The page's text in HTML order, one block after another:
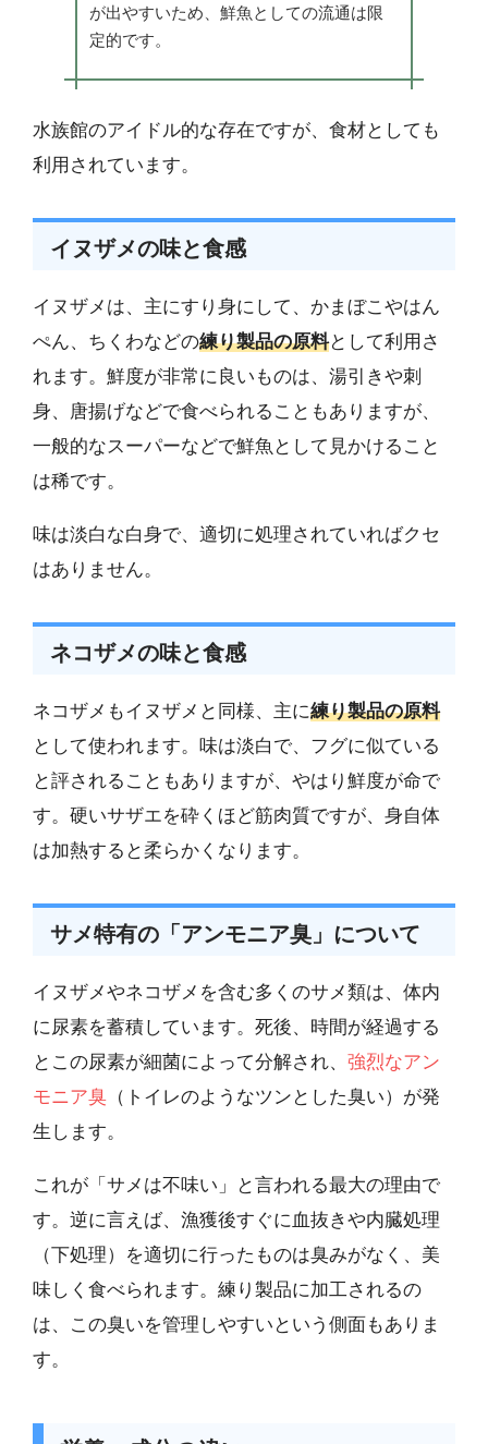
が出やすいため、鮮魚としての流通は限
定的です。
水族館のアイドル的な存在ですが、食材としても
利用されています。
イヌザメの味と食感
イヌザメは、主にすり身にして、かまぼこやはん
ぺん、ちくわなどの練り製品の原料として利用さ
れます。鮮度が非常に良いものは、湯引きや刺
身、唐揚げなどで食べられることもありますが、
一般的なスーパーなどで鮮魚として見かけること
は稀です。
味は淡白な白身で、適切に処理されていればクセ
はありません。
ネコザメの味と食感
ネコザメもイヌザメと同様、主に練り製品の原料
として使われます。味は淡白で、フグに似ている
と評されることもありますが、やはり鮮度が命で
す。硬いサザエを砕くほど筋肉質ですが、身自体
は加熱すると柔らかくなります。
サメ特有の「アンモニア臭」について
イヌザメやネコザメを含む多くのサメ類は、体内
に尿素を蓄積しています。死後、時間が経過する
とこの尿素が細菌によって分解され、 強烈なアン
モニア臭 （トイレのようなツンとした臭い）が発
生します。
これが「サメは不味い」と言われる最大の理由で
す。逆に言えば、漁獲後すぐに血抜きや内臓処理
（下処理）を適切に行ったものは臭みがなく、美
味しく食べられます。練り製品に加工されるの
は、この臭いを管理しやすいという側面もありま
す。